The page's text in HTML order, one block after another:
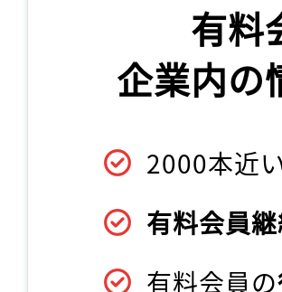
有料
企業内の
2000本近
有料会員
有料会員の